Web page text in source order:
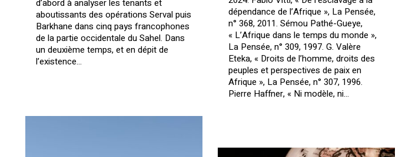
d’abord à analyser les tenants et
aboutissants des opérations Serval puis
Barkhane dans cinq pays francophones
de la partie occidentale du Sahel. Dans
un deuxième temps, et en dépit de
l’existence…
dépendance de l’Afrique », La Pensée,
n° 368, 2011. Sémou Pathé-Gueye,
« L’Afrique dans le temps du monde »,
La Pensée, n° 309, 1997. G. Valère
Eteka, « Droits de l’homme, droits des
peuples et perspectives de paix en
Afrique », La Pensée, n° 307, 1996.
Pierre Haffner, « Ni modèle, ni…